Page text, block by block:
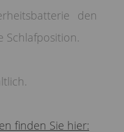
den
Schlafposition.
finden Sie hier: